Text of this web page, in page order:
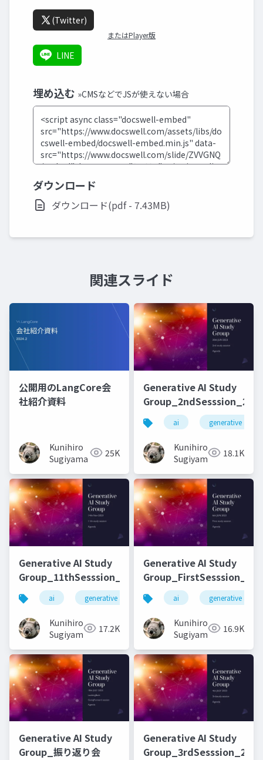
(Twitter)
またはPlayer版
LINE
埋め込む »CMSなどでJSが使えない場合
ダウンロード
ダウンロード(pdf - 7.43MB)
関連スライド
公開用のLangCore会
社紹介資料
Kunihiro
Sugiyama
25K
Generative AI Study
ai generative ai
Kunihiro
Sugiyama
18.1K
Generative AI Study
Group_11thSesssion_20231114
ai generative ai machine learning deep
Kunihiro
Sugiyama
17.2K
Generative AI Study
ai generative ai
Kunihiro
Sugiyama
16.9K
Generative AI Study
Group_振り返り会
Generative AI Study